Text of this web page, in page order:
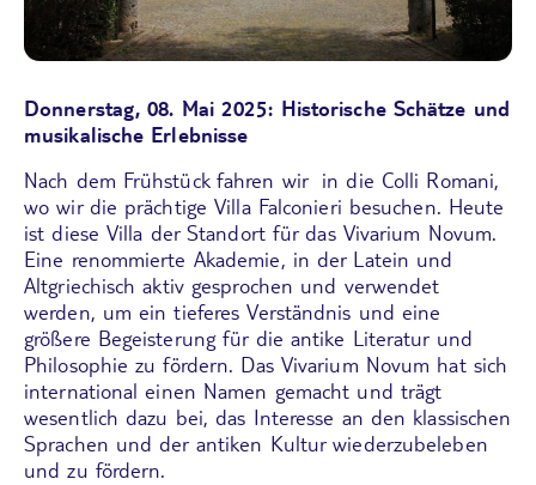
Donnerstag, 08. Mai 2025: Historische Schätze und
musikalische Erlebnisse
Nach dem Frühstück fahren wir in die Colli Romani,
wo wir die prächtigeVilla Falconieri besuchen. Heute
ist diese Villa der Standort für das Vivarium Novum.
Eine renommierte Akademie, in der Latein und
Altgriechisch aktiv gesprochen und verwendet
werden, um ein tieferes Verständnis und eine
größere Begeisterung für die antike Literatur und
Philosophie zu fördern. Das Vivarium Novum hat sich
international einen Namen gemacht und trägt
wesentlich dazu bei, das Interesse an den klassischen
Sprachen und der antiken Kultur wiederzubeleben
und zu fördern.